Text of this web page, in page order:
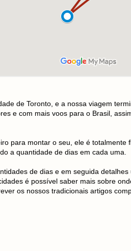
de Toronto, e a nossa viagem
e com mais voos para o Brasil,
para montar o seu, ele é totalmente
a quantidade de dias em cada uma.
de dias e em seguida
é possível saber mais sobre
os nossos tradicionais artigos